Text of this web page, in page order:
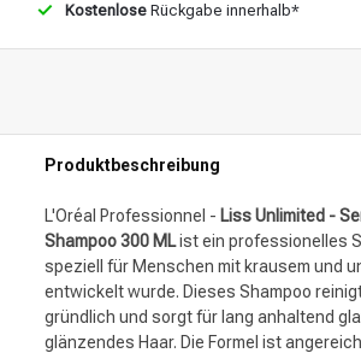
Kostenlose Rückgabe innerhalb*
Produktbeschreibung
L'Oréal Professionnel - Liss Unlimited -
Shampoo 300 MList ein professionelles
speziell für Menschen mit krausem und
entwickelt wurde. Dieses Shampoo
gründlich und sorgt für lang anhaltend
glänzendes Haar. Die Formel ist